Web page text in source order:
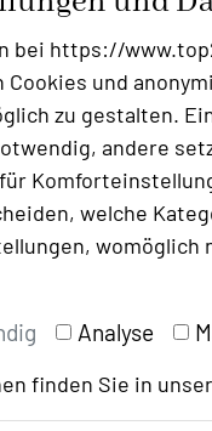
bei https://
und
zu gestalten.
andere
welche
Analyse
finden Sie in
pro Teilnehmer
(15. März
aus
hingewiesen,
in Deutschland"